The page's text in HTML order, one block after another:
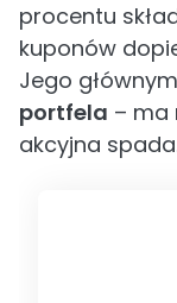
procentu
kuponów
Jego
portfela – ma
akcyjna